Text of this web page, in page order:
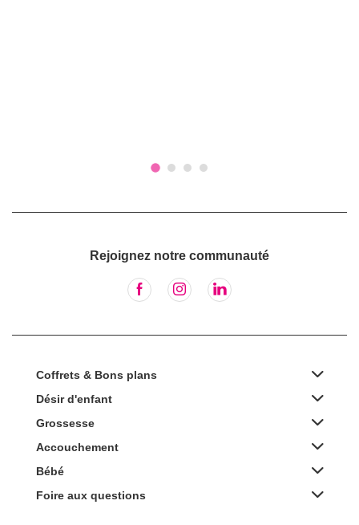
Rejoignez notre communauté
Coffrets & Bons plans
Désir d'enfant
Grossesse
Accouchement
Bébé
Foire aux questions